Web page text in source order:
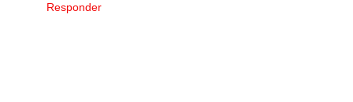
Responder